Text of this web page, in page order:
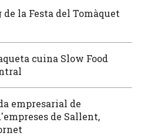
la Festa del Tomàquet
cuina Slow Food
empresarial de
de Sallent,